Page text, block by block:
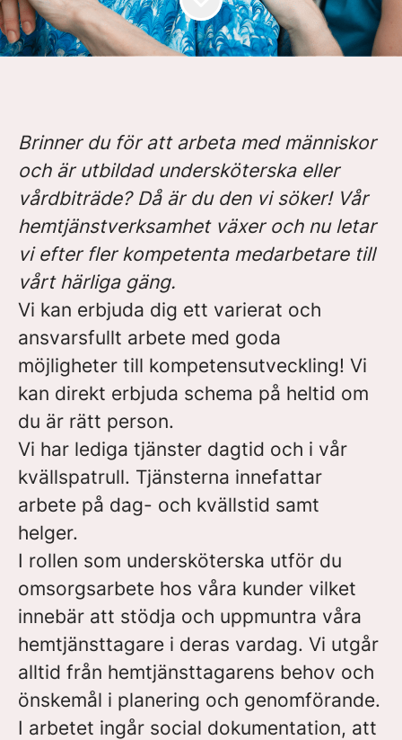
Brinner du för att arbeta med människor
och är utbildad undersköterska eller
vårdbiträde? Då är du den vi söker! Vår
hemtjänstverksamhet växer och nu letar
vi efter fler kompetenta medarbetare till
vårt härliga gäng.
Vi kan erbjuda dig ett varierat och
ansvarsfullt arbete med goda
möjligheter till kompetensutveckling! Vi
kan direkt erbjuda schema på heltid om
du är rätt person.
Vi har lediga tjänster dagtid och i vår
kvällspatrull. Tjänsterna innefattar
arbete på dag- och kvällstid samt
helger.
I rollen som undersköterska utför du
omsorgsarbete hos våra kunder vilket
innebär att stödja och uppmuntra våra
hemtjänsttagare i deras vardag. Vi utgår
alltid från hemtjänsttagarens behov och
önskemål i planering och genomförande.
I arbetet ingår social dokumentation, att